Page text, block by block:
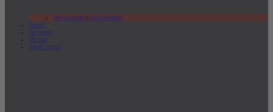
Veranstaltungskalender
Sport
Verkehr
Verlag
lokal.report